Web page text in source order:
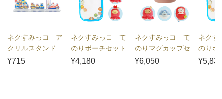
ネクすみっコ ア
クリルスタンド
（ランダム）
¥715
ネクすみっコ て
のりポーチセット
（2個ver）
¥4,180
ネクすみっコ て
のりマグカップセ
ット（3個ver）
¥6,050
ネク
のりポ
（3個